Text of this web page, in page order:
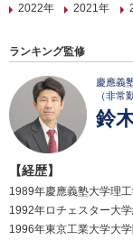
2022年
2021年
ランキング監修
慶應義
（非常
鈴
【経歴】
1989年慶應義塾大学理工
1992年ロチェスター大
1996年東京工業大学大